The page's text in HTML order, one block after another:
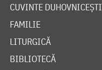
CUVINTE DUHOVNICEȘTI
FAMILIE
LITURGICĂ
BIBLIOTECĂ